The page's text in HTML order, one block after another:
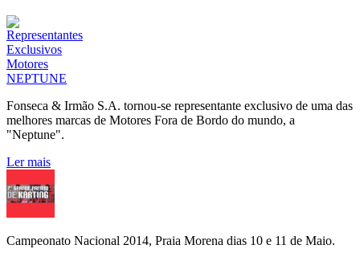
Fonseca & Irmão S.A. tornou-se representante exclusivo de uma das
melhores marcas de Motores Fora de Bordo do mundo, a
"Neptune".
Ler mais
Campeonato Nacional 2014, Praia Morena dias 10 e 11 de Maio.